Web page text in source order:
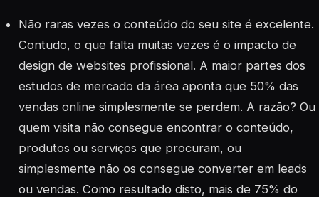
Não raras vezes o conteúdo do seu site é excelente.
Contudo, o que falta muitas vezes é o impacto de
design de websites profissional. A maior partes dos
estudos de mercado da área aponta que 50% das
vendas online simplesmente se perdem. A razão? Ou
quem visita não consegue encontrar o conteúdo,
produtos ou serviços que procuram, ou
simplesmente não os consegue converter em leads
ou vendas. Como resultado disto, mais de 75% do